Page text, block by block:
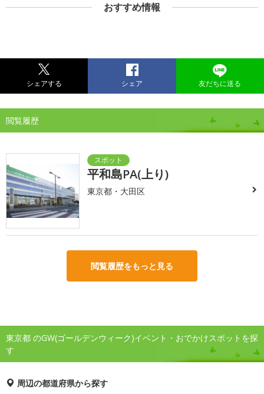
おすすめ情報
シェアする シェア 友だちに送る
閲覧履歴
平和島PA(上り)
東京都・大田区
閲覧履歴をもっと見る
東京都 のGW(ゴールデンウィーク)イベント・おでかけスポットを探
す
周辺の都道府県から探す